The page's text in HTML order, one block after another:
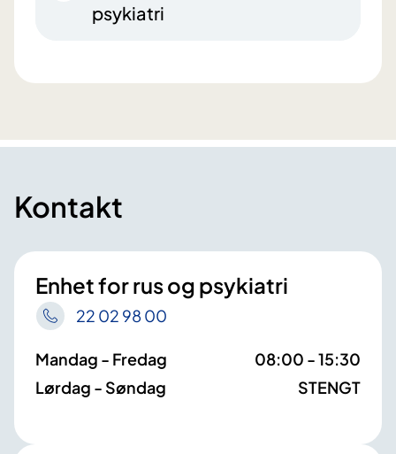
psykiatri
Kontakt
Enhet for rus og psykiatri
22 02 98 00
Mandag - Fredag
08:00 - 15:30
Lørdag - Søndag
STENGT